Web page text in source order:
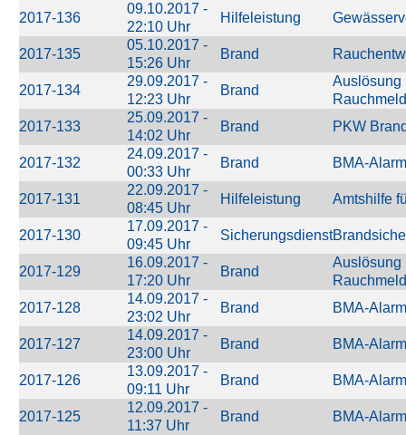
2017-136
09.10.2017 -
22:10 Uhr
Hilfeleistung
2017-135
05.10.2017 -
15:26 Uhr
Brand
2017-134
29.09.2017 -
12:23 Uhr
Brand
Auslösung
2017-133
25.09.2017 -
14:02 Uhr
Brand PKW
2017-132
24.09.2017 -
00:33 Uhr
Brand BMA-
2017-131
22.09.2017 -
08:45 Uhr
Hilfeleistung Amtshilfe
2017-130
17.09.2017 -
09:45 Uhr
Sicherungsdienst
2017-129
16.09.2017 -
17:20 Uhr
Brand
Auslösung
2017-128
14.09.2017 -
23:02 Uhr
Brand BMA-
2017-127
14.09.2017 -
23:00 Uhr
Brand BMA-
2017-126
13.09.2017 -
09:11 Uhr
Brand BMA-
2017-125
12.09.2017 -
11:37 Uhr
Brand BMA-